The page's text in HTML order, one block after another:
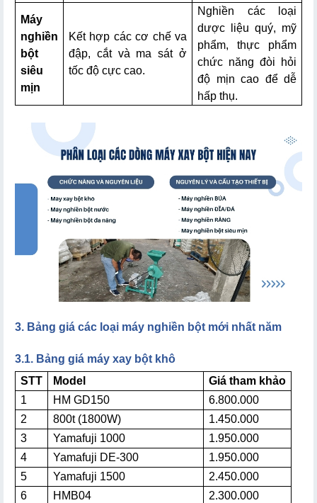
Máy
nghiền
bột
siêu
mịn
Kết hợp các cơ chế va
đập, cắt và ma sát ở
tốc độ cực cao.
Nghiền các loại
dược liệu quý, mỹ
phẩm, thực phẩm
chức năng đòi hỏi
độ mịn cao để dễ
hấp thụ.
3. Bảng giá các loại máy nghiền bột mới nhất năm
3.1. Bảng giá máy xay bột khô
STT
Model
Giá tham khảo
1
HM GD150
6.800.000
2
800t (1800W)
1.450.000
3
Yamafuji 1000
1.950.000
4
Yamafuji DE-300
1.950.000
5
Yamafuji 1500
2.450.000
6
HMB04
2.300.000